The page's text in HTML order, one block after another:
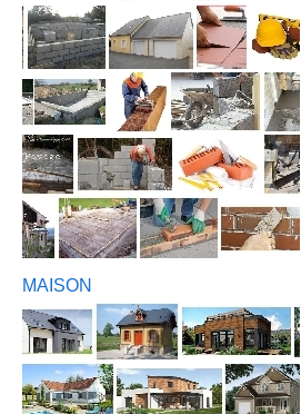
MAISON